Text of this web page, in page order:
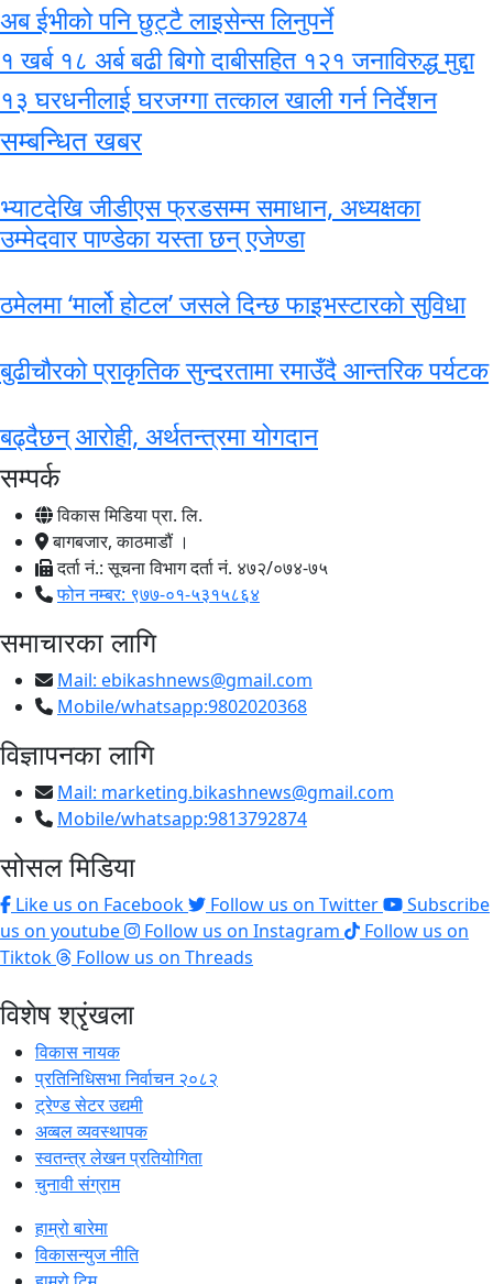
अब ईभीको पनि छुट्टै लाइसेन्स लिनुपर्ने
१ खर्ब १८ अर्ब बढी बिगो दाबीसहित १२१ जनाविरुद्ध मुद्दा
१३ घरधनीलाई घरजग्गा तत्काल खाली गर्न निर्देशन
सम्बन्धित खबर
भ्याटदेखि जीडीएस फ्रडसम्म समाधान, अध्यक्षका
उम्मेदवार पाण्डेका यस्ता छन् एजेण्डा
ठमेलमा ‘मार्लो होटल’ जसले दिन्छ फाइभस्टारको सुविधा
बुढीचौरको प्राकृतिक सुन्दरतामा रमाउँदै आन्तरिक पर्यटक
बढ्दैछन् आरोही, अर्थतन्त्रमा योगदान
सम्पर्क
विकास मिडिया प्रा. लि.
बागबजार, काठमाडौं ।
दर्ता नं.: सूचना विभाग दर्ता नं. ४७२/०७४-७५
फोन नम्बर: ९७७-०१-५३१५८६४
समाचारका लागि
Mail: ebikashnews@gmail.com
Mobile/whatsapp:9802020368
विज्ञापनका लागि
Mail: marketing.bikashnews@gmail.com
Mobile/whatsapp:9813792874
सोसल मिडिया
Like us on Facebook Follow us on Twitter
Subscribe
us on youtube
Follow us on Instagram
Follow us on
Tiktok
Follow us on Threads
विशेष श्रृंखला
विकास नायक
प्रतिनिधिसभा निर्वाचन २०८२
ट्रेण्ड सेटर उद्यमी
अव्बल व्यवस्थापक
स्वतन्त्र लेखन प्रतियोगिता
चुनावी संग्राम
हाम्रो बारेमा
विकासन्युज नीति